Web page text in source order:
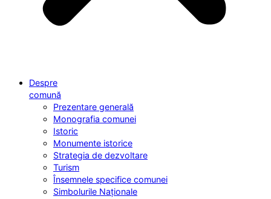
Despre
comună
Prezentare generală
Monografia comunei
Istoric
Monumente istorice
Strategia de dezvoltare
Turism
Însemnele specifice comunei
Simbolurile Naționale